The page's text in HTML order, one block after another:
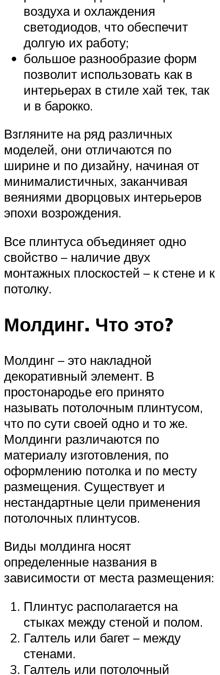
воздуха и охлаждения
светодиодов, что обеспечит
долгую их работу;
большое разнообразие форм
позволит использовать как в
интерьерах в стиле хай тек, так
и в барокко.
Взгляните на ряд различных
моделей, они отличаются по
ширине и по дизайну, начиная от
минималистичных, заканчивая
веяниями дворцовых интерьеров
эпохи возрождения.
Все плинтуса объединяет одно
свойство – наличие двух
монтажных плоскостей – к стене и к
потолку.
Молдинг. Что это?
Молдинг – это накладной
декоративный элемент. В
простонародье его принято
называть потолочным плинтусом,
что по сути своей одно и то же.
Молдинги различаются по
материалу изготовления, по
оформлению потолка и по месту
размещения. Существует и
нестандартные цели применения
потолочных плинтусов.
Виды молдинга носят
определенные названия в
зависимости от места размещения:
Плинтус располагается на
стыках между стеной и полом.
Галтель или багет – между
стенами.
Галтель или потолочный